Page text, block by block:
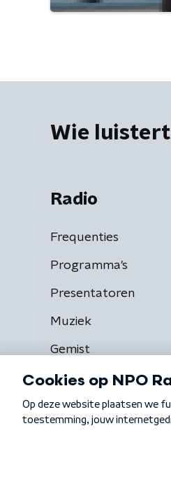
Wie luistert
Radio
Frequenties
Programma's
Presentatoren
Muziek
Gemist
Algemene voorwaarden